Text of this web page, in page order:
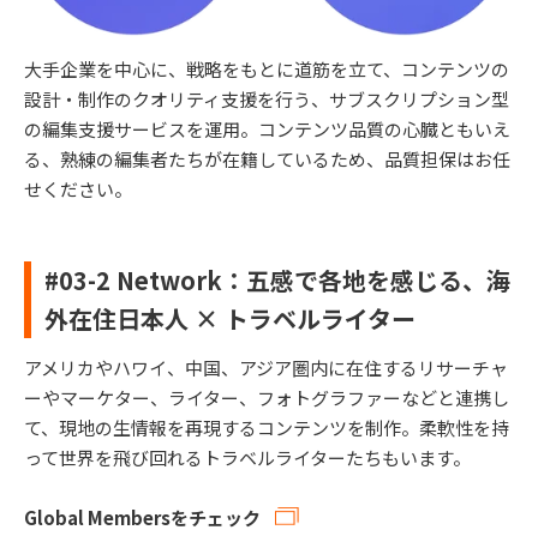
大手企業を中心に、戦略をもとに道筋を立て、コンテンツの
設計・制作のクオリティ支援を行う、サブスクリプション型
の編集支援サービスを運用。コンテンツ品質の心臓ともいえ
る、熟練の編集者たちが在籍しているため、品質担保はお任
せください。
#03-2 Network：五感で各地を感じる、海
外在住日本人 × トラベルライター
アメリカやハワイ、中国、アジア圏内に在住するリサーチャ
ーやマーケター、ライター、フォトグラファーなどと連携し
て、現地の生情報を再現するコンテンツを制作。柔軟性を持
って世界を飛び回れるトラベルライターたちもいます。
Global Membersをチェック